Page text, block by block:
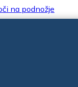
na podnožje